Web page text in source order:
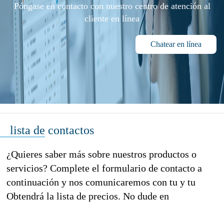
Póngase en contacto con nuestro centro de atención al
cliente en línea
Chatear en línea
lista de contactos
¿Quieres saber más sobre nuestros productos o
servicios? Complete el formulario de contacto a
continuación y nos comunicaremos con tu y tu
Obtendrá la lista de precios. No dude en